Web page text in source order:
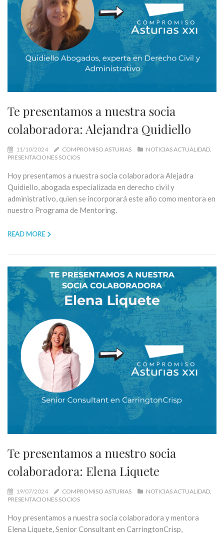
Te presentamos a nuestra socia
colaboradora: Alejandra Quidiello
11/10/2024 COMPROMISO ASTURIAS
NOTICIAS ACTUALIDAD
PRESENTACIONES SOCIOS
Hoy presentamos a nuestra socia colaboradora Alejadra
Quidiello, abogada especializada en derecho civil y
administrativo, quien se incorporará este año como mentora en
nuestro Programa de Mentoring.
READ MORE
Te presentamos a nuestro socia
colaboradora: Elena Liquete
19/07/2024 COMPROMISO ASTURIAS
NOTICIAS ACTUALIDAD
PRESENTACIONES SOCIOS
Hoy presentamos a nuestra socia colaboradora y mentora
Elena Liquete, Senior Consultant en CarringtonCrisp,